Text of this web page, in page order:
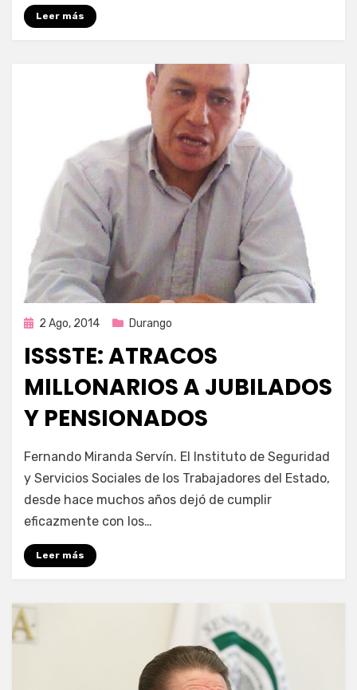
Leer más
Publicada
2 Ago, 2014 Durango
ISSSTE: ATRACOS
MILLONARIOS A JUBILADOS
Y PENSIONADOS
Enrique
Fernando Miranda Servín. El Instituto de Seguridad
y Servicios Sociales de los Trabajadores del Estado,
desde hace muchos años dejó de cumplir
eficazmente con los…
Leer más